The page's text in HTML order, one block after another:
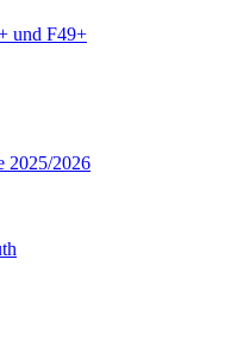
und F49+
2025/2026